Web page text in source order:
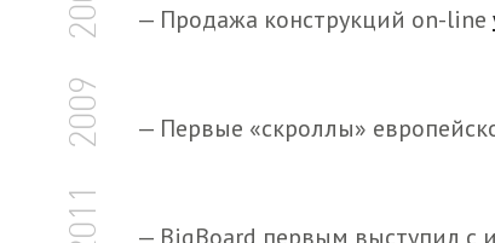
— Продажа конструкций on-line
2009 — Первые «скроллы»
2011